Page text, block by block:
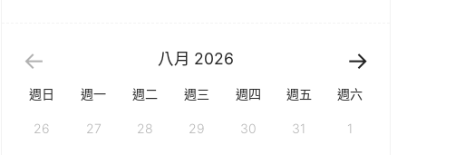
八月 2026
週日 週一 週二 週三 週四 週五 週六
26 27 28 29 30 31 1